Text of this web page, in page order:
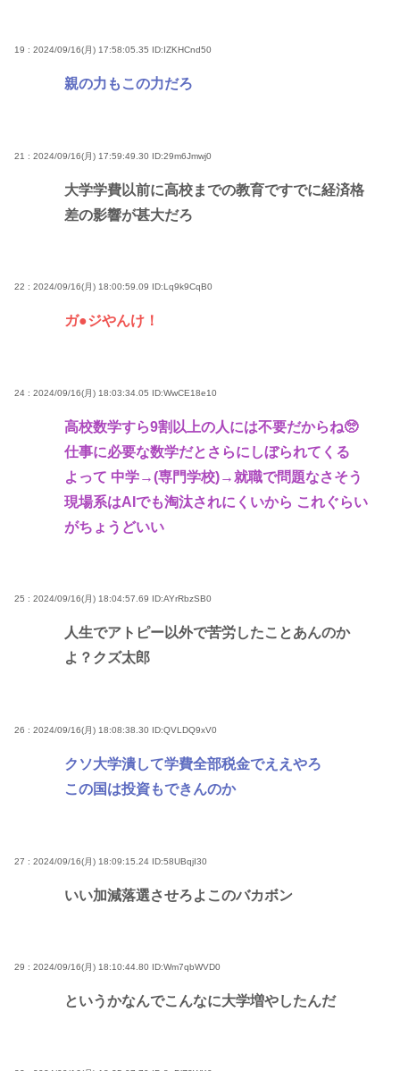
19 : 2024/09/16(月) 17:58:05.35 ID:IZKHCnd50
親の力もこの力だろ
21 : 2024/09/16(月) 17:59:49.30 ID:29m6Jmwj0
大学学費以前に高校までの教育ですでに経済格
差の影響が甚大だろ
22 : 2024/09/16(月) 18:00:59.09 ID:Lq9k9CqB0
ガ●ジやんけ！
24 : 2024/09/16(月) 18:03:34.05 ID:WwCE18e10
高校数学すら9割以上の人には不要だからね🥺
仕事に必要な数学だとさらにしぼられてくる
よって 中学→(専門学校)→就職で問題なさそう
現場系はAIでも淘汰されにくいから これぐらい
がちょうどいい
25 : 2024/09/16(月) 18:04:57.69 ID:AYrRbzSB0
人生でアトピー以外で苦労したことあんのか
よ？クズ太郎
26 : 2024/09/16(月) 18:08:38.30 ID:QVLDQ9xV0
クソ大学潰して学費全部税金でええやろ
この国は投資もできんのか
27 : 2024/09/16(月) 18:09:15.24 ID:58UBqjI30
いい加減落選させろよこのバカボン
29 : 2024/09/16(月) 18:10:44.80 ID:Wm7qbWVD0
というかなんでこんなに大学増やしたんだ